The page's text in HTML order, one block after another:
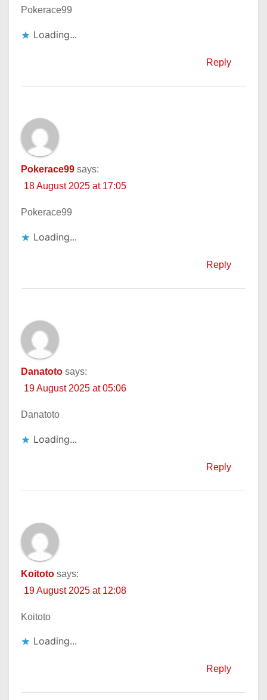
Pokerace99
Loading...
Reply
Pokerace99 says:
18 August 2025 at 17:05
Pokerace99
Loading...
Reply
Danatoto says:
19 August 2025 at 05:06
Danatoto
Loading...
Reply
Koitoto says:
19 August 2025 at 12:08
Koitoto
Loading...
Reply